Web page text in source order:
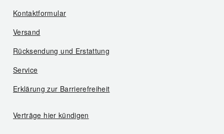
Kontaktformular
Versand
Rücksendung und Erstattung
Service
Erklärung zur Barrierefreiheit
Verträge hier kündigen